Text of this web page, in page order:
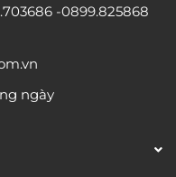
-0899.825868
ngày